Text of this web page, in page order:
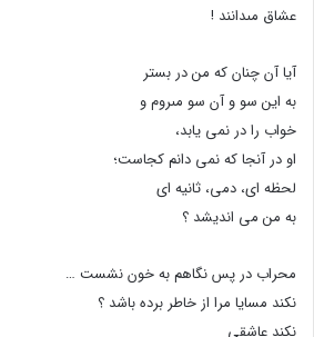
عشاق مىدانند !
آیا آن چنان که من در بستر
به این سو و آن سو مىروم و
خواب را در نمى یابد،
او در آنجا که نمى دانم کجاست؛
لحظه اى، دمى، ثانیه اى
به من مى اندیشد ؟
محراب در پس نگاهم به خون نشست …
نکند مسایا مرا از خاطر برده باشد ؟
نکند عاشقى